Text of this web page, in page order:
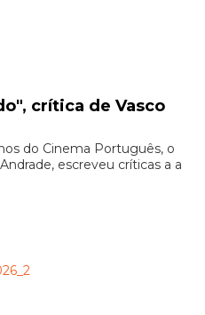
crítica de Vasco
do Cinema Português, o
escreveu críticas a a